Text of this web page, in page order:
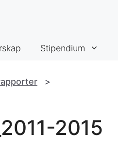
Stipendium
>
2015